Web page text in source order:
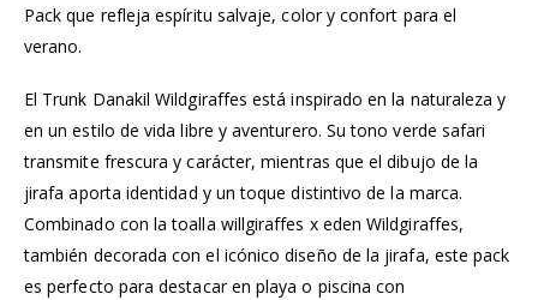
Pack que refleja espíritu salvaje, color y confort para el
verano.
El Trunk Danakil Wildgiraffes está inspirado en la naturaleza y
en un estilo de vida libre y aventurero. Su tono verde safari
transmite frescura y carácter, mientras que el dibujo de la
jirafa aporta identidad y un toque distintivo de la marca.
Combinado con la toalla willgiraffes x eden Wildgiraffes,
también decorada con el icónico diseño de la jirafa, este pack
es perfecto para destacar en playa o piscina con